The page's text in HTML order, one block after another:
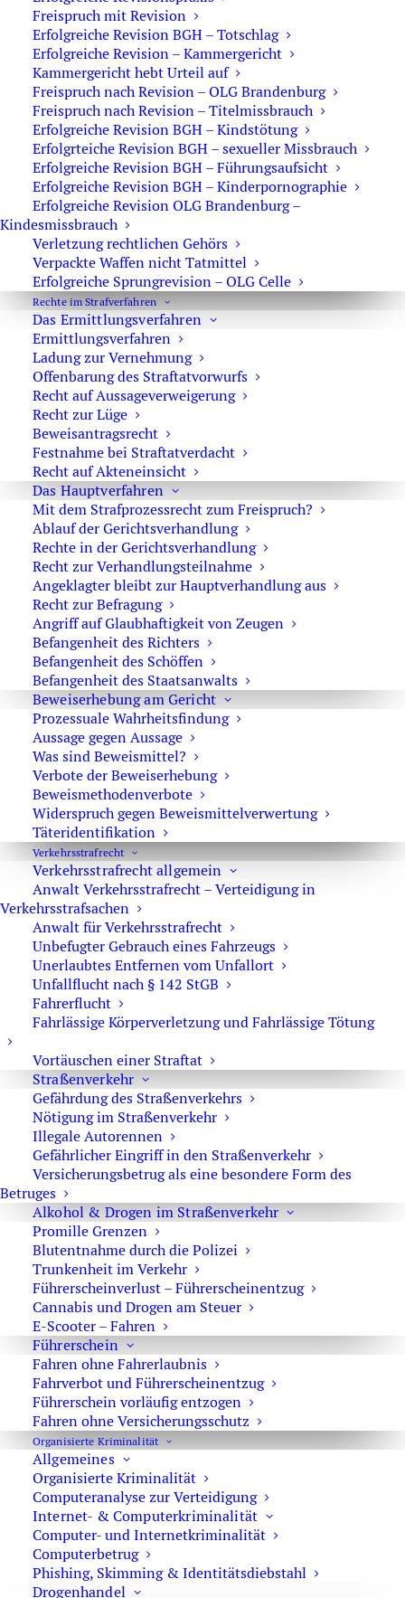
Freispruch mit Revision
Erfolgreiche Revision BGH – Totschlag
Erfolgreiche Revision – Kammergericht
Kammergericht hebt Urteil auf
Freispruch nach Revision – OLG Brandenburg
Freispruch nach Revision – Titelmissbrauch
Erfolgreiche Revision BGH – Kindstötung
Erfolgrteiche Revision BGH – sexueller Missbrauch
Erfolgreiche Revision BGH – Führungsaufsicht
Erfolgreiche Revision BGH – Kinderpornographie
Erfolgreiche Revision OLG Brandenburg –
Kindesmissbrauch
Verletzung rechtlichen Gehörs
Verpackte Waffen nicht Tatmittel
Erfolgreiche Sprungrevision – OLG Celle
Rechte im Strafverfahren
Das Ermittlungsverfahren
Ermittlungsverfahren
Ladung zur Vernehmung
Offenbarung des Straftatvorwurfs
Recht auf Aussageverweigerung
Recht zur Lüge
Beweisantragsrecht
Festnahme bei Straftatverdacht
Recht auf Akteneinsicht
Das Hauptverfahren
Mit dem Strafprozessrecht zum Freispruch?
Ablauf der Gerichtsverhandlung
Rechte in der Gerichtsverhandlung
Recht zur Verhandlungsteilnahme
Angeklagter bleibt zur Hauptverhandlung aus
Recht zur Befragung
Angriff auf Glaubhaftigkeit von Zeugen
Befangenheit des Richters
Befangenheit des Schöffen
Befangenheit des Staatsanwalts
Beweiserhebung am Gericht
Prozessuale Wahrheitsfindung
Aussage gegen Aussage
Was sind Beweismittel?
Verbote der Beweiserhebung
Beweismethodenverbote
Widerspruch gegen Beweismittelverwertung
Täteridentifikation
Verkehrs­strafrecht
Verkehrsstrafrecht allgemein
Anwalt Verkehrsstrafrecht – Verteidigung in
Verkehrsstrafsachen
Anwalt für Verkehrsstrafrecht
Unbefugter Gebrauch eines Fahrzeugs
Unerlaubtes Entfernen vom Unfallort
Unfallflucht nach § 142 StGB
Fahrerflucht
Fahrlässige Körperverletzung und Fahrlässige Tötung
Vortäuschen einer Straftat
Straßenverkehr
Gefährdung des Straßenverkehrs
Nötigung im Straßenverkehr
Illegale Autorennen
Gefährlicher Eingriff in den Straßenverkehr
Versicherungsbetrug als eine besondere Form des
Betruges
Alkohol & Drogen im Straßenverkehr
Promille Grenzen
Blutentnahme durch die Polizei
Trunkenheit im Verkehr
Führerscheinverlust – Führerscheinentzug
Cannabis und Drogen am Steuer
E-Scooter – Fahren
Führerschein
Fahren ohne Fahrerlaubnis
Fahrverbot und Führerscheinentzug
Führerschein vorläufig entzogen
Fahren ohne Versicherungsschutz
Organisierte Kriminalität
Allgemeines
Organisierte Kriminalität
Computeranalyse zur Verteidigung
Internet- & Computerkriminalität
Computer- und Internetkriminalität
Computerbetrug
Phishing, Skimming & Identitätsdiebstahl
Drogenhandel
RA Marson
Ausgewählte Schwerpunkte meiner
Verteidigertätigkeit
1. Hilfe
Schweigenbei der Polizei
Festnahme und Untersuchungshaft
Hausdurchsuchung
Strafverteidigersofort beauftragen
Wahl-oder Pflichtverteidiger
Brennpunkt
MPU nach Trunkenheitsfahrt
Reform Sexualstrafrecht – Neue Vorschläge
Ausländischer Führerschein in Deutschland
Tötungsverbrechen
Strafverteidigerbei Tötungsdelikten
Mord
Totschlag
Kindstötung
Fahrlässige Tötung
Sexualstrafrecht
Strafverteidigermit Erfahrung
Tabulose Strafverteidigung?
Vergewaltigung&
Sexueller Missbrauch von Kindern
Kinderpornographie